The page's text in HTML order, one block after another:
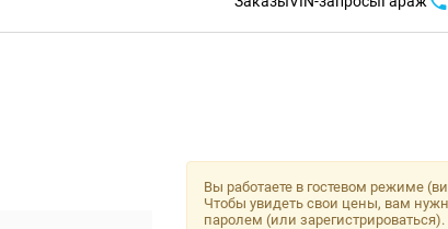
Вы работаете в гостевом режиме
Чтобы увидеть свои цены, вам
паролем (или зарегистрироваться).